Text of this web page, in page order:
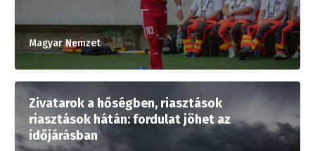
Magyar Nemzet
Zivatarok a hőségben, riasztások
riasztások hátán: fordulat jöhet az
időjárásban